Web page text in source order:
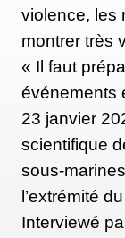
violence, les
montrer très
« Il faut
événements
23 janvier
scientifique
sous-
l’extrémité
Interviewé